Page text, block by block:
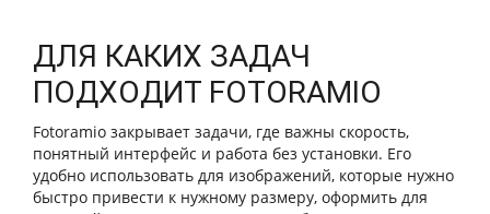
ДЛЯ КАКИХ ЗАДАЧ
ПОДХОДИТ FOTORAMIO
Fotoramio закрывает задачи, где важны скорость,
понятный интерфейс и работа без установки. Его
удобно использовать для изображений, которые нужно
быстро привести к нужному размеру, оформить для